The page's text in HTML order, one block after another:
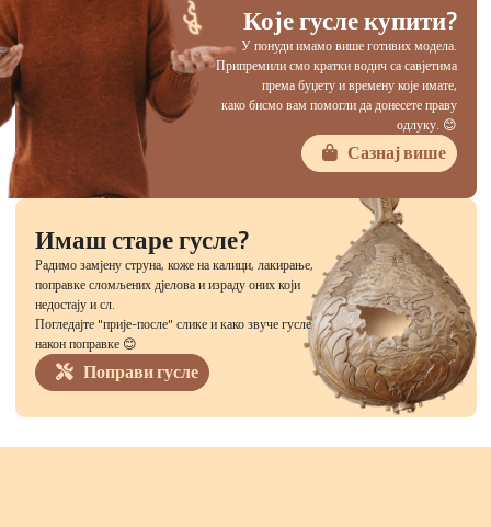
Које гусле купити?
У понуди имамо више готивих модела.
Припремили смо кратки водич са савјетима
према буџету и времену које имате,
како бисмо вам помогли да донесете праву
одлуку. 😊
Сазнај више
Имаш старе гусле?
Радимо замјену струна, коже на калици, лакирање,
поправке сломљених дјелова и израду оних који
недостају и сл.
Погледајте "прије-после" слике и како звуче гусле
након поправке 😊
Поправи гусле